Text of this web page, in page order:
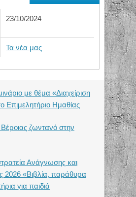
23/10/2024
Τα νέα μας
με θέμα «Διαχείριση
Επιμελητήριο Ημαθίας
ζωντανό στην
Ανάγνωσης και
2026 «Βιβλία, παράθυρα
για παιδιά